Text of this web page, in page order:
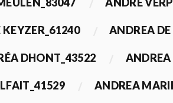
ANDREA
DHONT_43522 ANDREA
ANDREA